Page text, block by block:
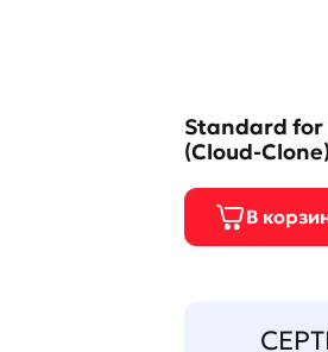
Standard for
(Cloud-